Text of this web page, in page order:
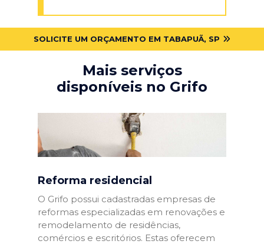
SOLICITE UM ORÇAMENTO EM TABAPUÃ, SP
Mais serviços
disponíveis no Grifo
Reforma residencial
O Grifo possui cadastradas empresas de
reformas especializadas em renovações e
remodelamento de residências,
comércios e escritórios. Estas oferecem